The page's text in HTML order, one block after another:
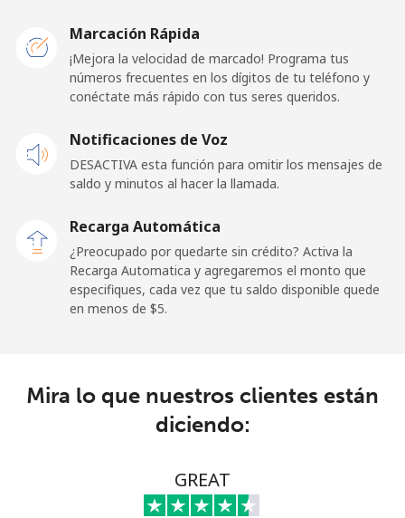
Línea fija ⁦1.5¢⁩
665 min por
⁦$10⁩
Ghana
Línea fija ⁦33.9¢⁩
⁦$10⁩
⁦27.5¢⁩
36 min por
-
⁦$10⁩
⁦$10⁩
Marcación Rápida
¡Mejora la velocidad de marcado! Programa tus
números frecuentes en los dígitos de tu teléfono y
conéctate más rápido con tus seres queridos.
Notificaciones de Voz
DESACTIVA esta función para omitir los mensajes de
saldo y minutos al hacer la llamada.
Recarga Automática
¿Preocupado por quedarte sin crédito? Activa la
Recarga Automatica y agregaremos el monto que
especifiques, cada vez que tu saldo disponible quede
en menos de ⁦$5⁩.
Mira lo que nuestros clientes están
diciendo:
GREAT